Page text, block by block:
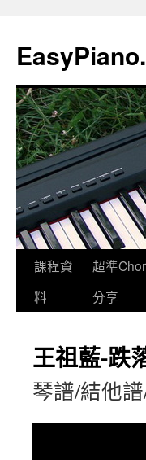
課程資
料
超準
分享
王祖藍-跌
琴譜/結他